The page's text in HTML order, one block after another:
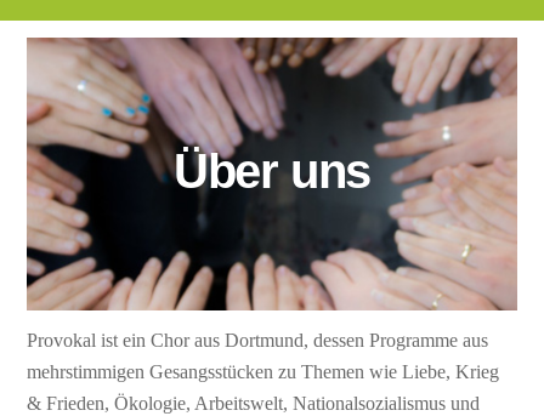
Über uns
Provokal ist ein Chor aus Dortmund, dessen Programme aus
mehrstimmigen Gesangsstücken zu Themen wie Liebe, Krieg
& Frieden, Ökologie, Arbeitswelt, Nationalsozialismus und